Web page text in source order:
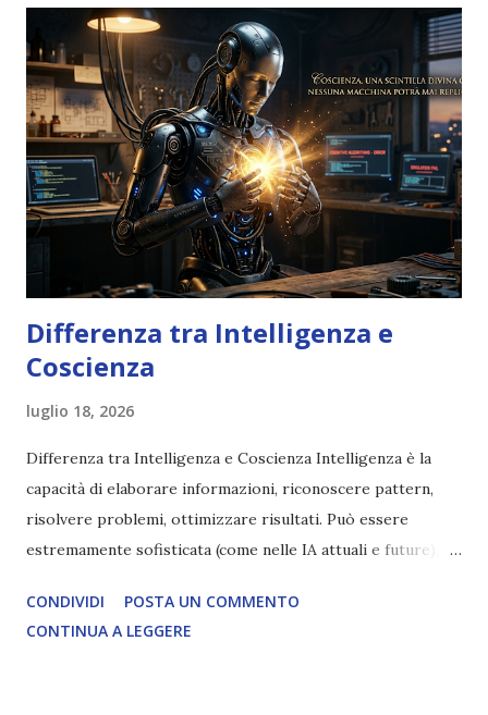
Differenza tra Intelligenza e
Coscienza
luglio 18, 2026
Differenza tra Intelligenza e Coscienza Intelligenza è la
capacità di elaborare informazioni, riconoscere pattern,
risolvere problemi, ottimizzare risultati. Può essere
estremamente sofisticata (come nelle IA attuali e future),
soggettiva, non prova vero amore, non ha libero arbitrio
autentico, non ha connessione con l’Uno. Coscienza è la
CONDIVIDI
POSTA UN COMMENTO
CONTINUA A LEGGERE